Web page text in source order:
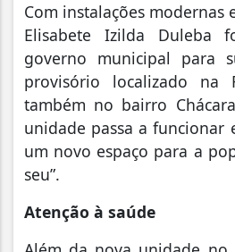
Com instalações modernas
Elisabete Izilda Duleba
governo municipal para
provisório localizado na
também no bairro
unidade passa a
um novo espaço para a
seu”.
Atenção à saúde